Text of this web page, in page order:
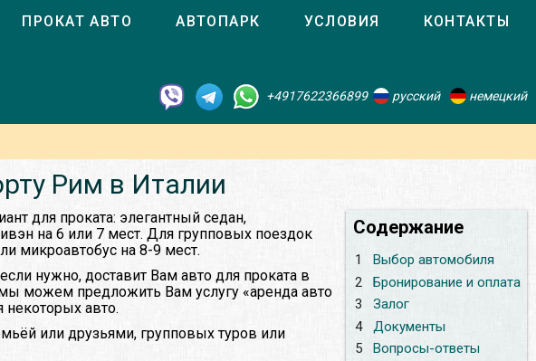
ПРОКАТ АВТО АВТОПАРК УСЛОВИЯ КОНТАКТЫ
+4917622366899 русский немецкий
Рим в Италии
Содержание
1
Выбор автомобиля
2
Бронирование и оплата
3
Залог
4
Документы
5
Вопросы-ответы
для проката: элегантный седан,
на 6 или 7 мест. Для групповых поездок
микроавтобус на 8-9 мест.
нужно, доставит Вам авто для проката в
можем предложить Вам услугу «аренда авто
некоторых авто.
или друзьями, групповых туров или